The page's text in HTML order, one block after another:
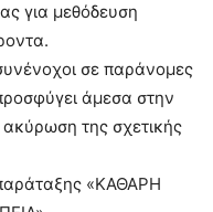
για μεθόδευση
σε παράνομες
άμεσα στην
της σχετικής
«ΚΑΘΑΡΗ